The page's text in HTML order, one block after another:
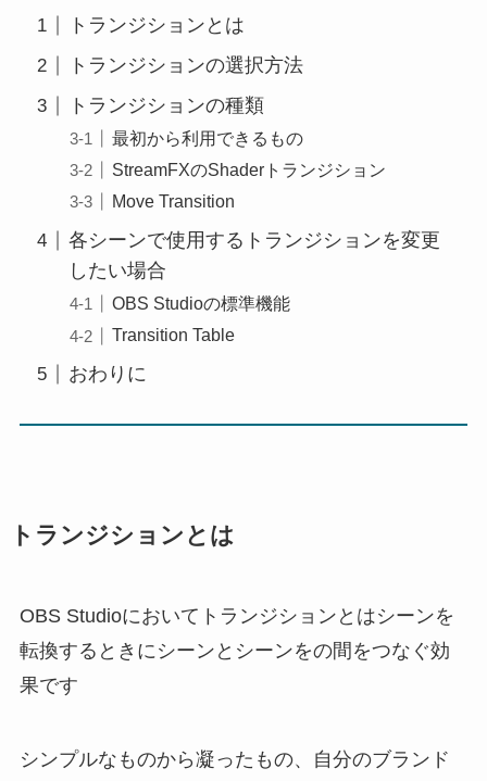
トランジションとは
トランジションの選択方法
トランジションの種類
最初から利用できるもの
StreamFXのShaderトランジション
Move Transition
各シーンで使用するトランジションを変更
したい場合
OBS Studioの標準機能
Transition Table
おわりに
トランジションとは
OBS Studioにおいてトランジションとはシーンを
転換するときにシーンとシーンをの間をつなぐ効
果です
シンプルなものから凝ったもの、自分のブランド